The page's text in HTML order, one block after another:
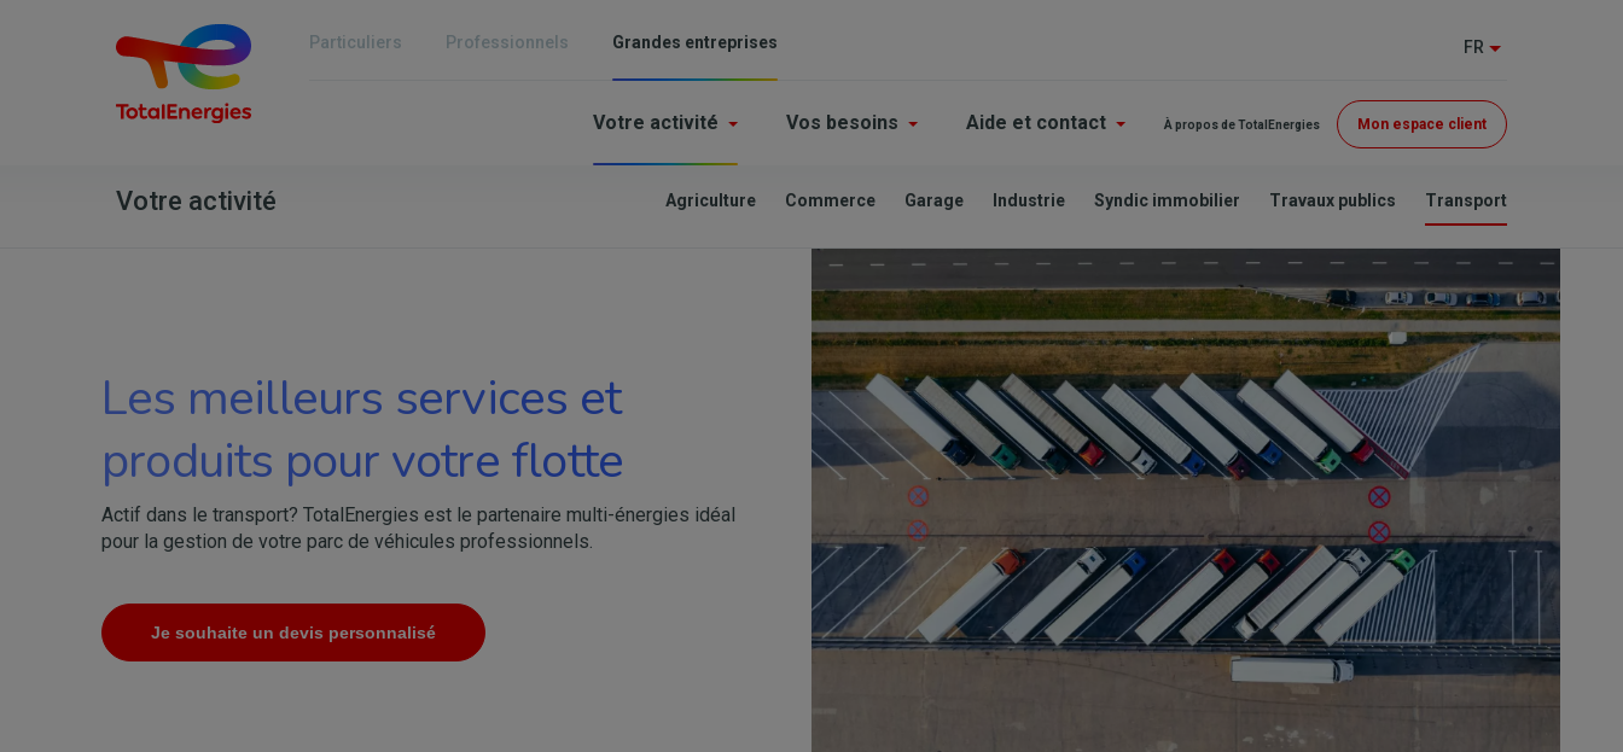
Particuliers Professionnels Grandes entreprises FR
Main
navigation
Votre activité Vos besoins Aide et contact
Menu
Top
À propos de TotalEnergies Mon espace client
Votre activité Agriculture Commerce Garage Industrie Syndic immobilier Travaux publics Transport
Les meilleurs services et
produits pour votre flotte
Actif dans le transport? TotalEnergies est le partenaire multi-énergies idéal
pour la gestion de votre parc de véhicules professionnels.
Je souhaite un devis personnalisé
Image